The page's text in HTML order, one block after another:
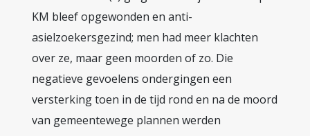
KM bleef opgewonden en anti-
asielzoekersgezind; men had meer klachten
over ze, maar geen moorden of zo. Die
negatieve gevoelens ondergingen een
versterking toen in de tijd rond en na de moord
van gemeentewege plannen werden